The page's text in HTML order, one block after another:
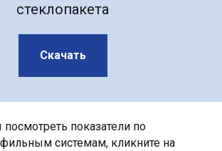
стеклопакета
Скачать
посмотреть показатели по
системам, кликните на